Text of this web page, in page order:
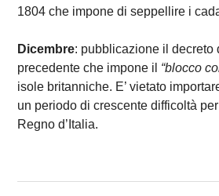
1804 che impone di seppellire i
Dicembre: pubblicazione il decreto
precedente che impone il “blocco
isole britanniche. E’ vietato
un periodo di crescente difficoltà per
Regno d’Italia.